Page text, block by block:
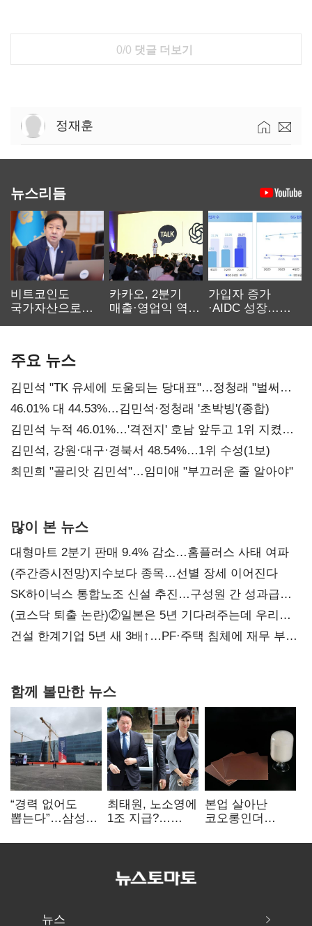
0/0 댓글 더보기
정재훈
뉴스리듬
비트코인도
국가자산으로…'
카카오, 2분기
매출·영업익 역대
가입자 증가
·AIDC 성장…
주요 뉴스
김민석 "TK 유세에 도움되는 당대표"…정청래 "벌써
대표된 양 당직 배분"
46.01% 대 44.53%…김민석·정청래 '초박빙'(종합)
김민석 누적 46.01%…'격전지' 호남 앞두고 1위 지켰다
(2보)
김민석, 강원·대구·경북서 48.54%…1위 수성(1보)
최민희 "골리앗 김민석"…임미애 "부끄러운 줄 알아야"
많이 본 뉴스
대형마트 2분기 판매 9.4% 감소…홈플러스 사태 여파
(주간증시전망)지수보다 종목…선별 장세 이어진다
SK하이닉스 통합노조 신설 추진…구성원 간 성과급
불만 확산
(코스닥 퇴출 논란)②일본은 5년 기다려주는데 우리는
당장 퇴출?…시간만으론 부족한 코스닥 구하기
건설 한계기업 5년 새 3배↑…PF·주택 침체에 재무 부담
함께 볼만한 뉴스
“경력 없어도
뽑는다”…삼성
반도체 인재
최태원, 노소영에
1조 지급?…
본업 살아난
코오롱인더
배터리 소재로
뉴스